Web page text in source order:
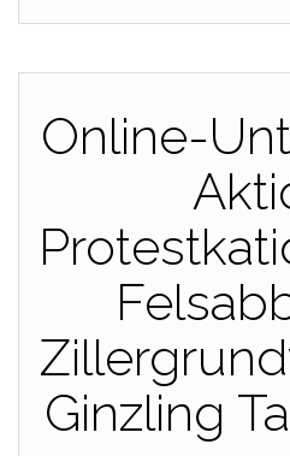
Online-
Ginzling